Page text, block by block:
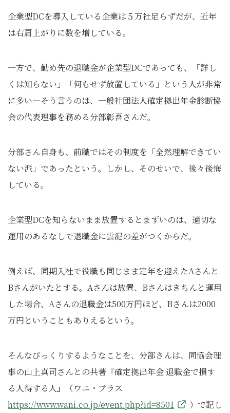
企業型DCを導入している企業は５万社足らずだが、近年
は右肩上がりに数を増している。
一方で、勤め先の退職金が企業型DCであっても、「詳し
くは知らない」「何もせず放置している」という人が非常
に多い―そう言うのは、一般社団法人確定拠出年金診断協
会の代表理事を務める分部彰吾さんだ。
分部さん自身も、前職ではその制度を「全然理解できてい
ない派」であったという。しかし、そのせいで、後々後悔
している。
企業型DCを知らないまま放置するとまずいのは、適切な
運用のあるなしで退職金に雲泥の差がつくからだ。
例えば、同期入社で役職も同じまま定年を迎えたAさんと
Bさんがいたとする。Aさんは放置、Bさんはきちんと運用
した場合、Aさんの退職金は500万円ほど、Bさんは2000
万円ということもありえるという。
そんなびっくりするようなことを、分部さんは、同協会理
事の山上真司さんとの共著『確定拠出年金 退職金で損す
る人得する人』（ワニ・プラス
https://www.wani.co.jp/event.php?id=8501
）で記し